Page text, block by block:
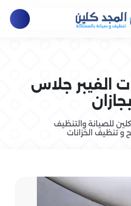
الفيبر جلاس
بجازان
للصيانة والتنظيف
و تنظيف الخزانات